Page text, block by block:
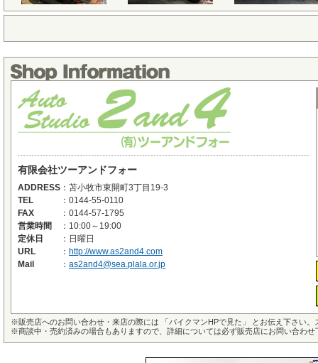
有限会社ツーアンドフォー
ADDRESS ： 苫小牧市東開町3丁目19-3
TEL
： 0144-55-0110
FAX
： 0144-57-1795
営業時間
： 10:00～19:00
定休日
： 日曜日
URL
： http://www.as2and4.com
Mail
： as2and4@sea.plala.or.jp
※販売店へのお問い合わせ・来店の際には 「バイクマンHPで見た」 とお伝え下さい
※商談中・売約済みの場合もありますので、詳細については必ず販売店にお問い合わせ